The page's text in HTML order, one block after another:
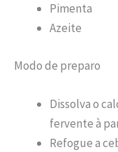
Pimenta
Azeite
Modo de preparo
Dissolva o
fervente à
Refogue a